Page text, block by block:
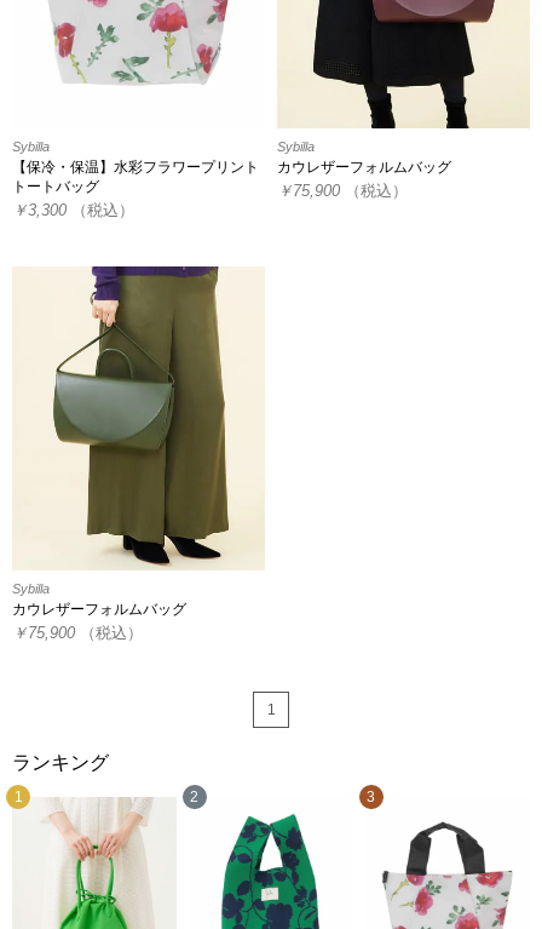
Sybilla
【保冷・保温】水彩フラワープリント
トートバッグ
￥3,300 （税込）
Sybilla
カウレザーフォルムバッグ
￥75,900 （税込）
Sybilla
カウレザーフォルムバッグ
￥75,900 （税込）
1
ランキング
1 2 3